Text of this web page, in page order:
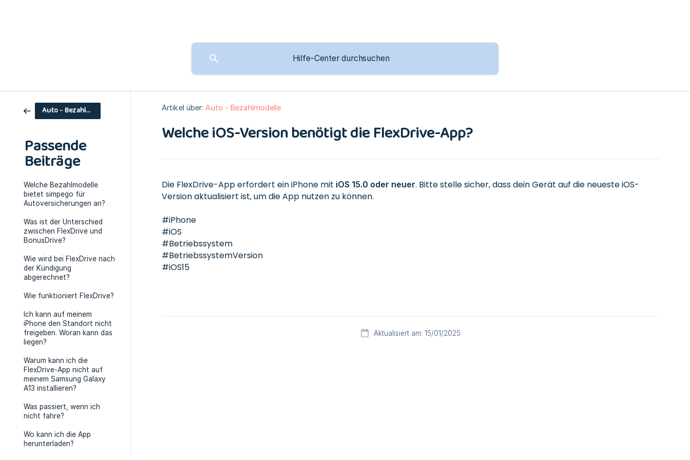
Auto - Bezahlmodelle
Passende
Beiträge
Welche Bezahlmodelle
bietet simpego für
Autoversicherungen an?
Was ist der Unterschied
zwischen FlexDrive und
BonusDrive?
Wie wird bei FlexDrive nach
der Kündigung
abgerechnet?
Wie funktioniert FlexDrive?
Ich kann auf meinem
iPhone den Standort nicht
freigeben. Woran kann das
liegen?
Warum kann ich die
FlexDrive-App nicht auf
meinem Samsung Galaxy
A13 installieren?
Was passiert, wenn ich
nicht fahre?
Wo kann ich die App
herunterladen?
Artikel über: Auto - Bezahlmodelle
Welche iOS-Version benötigt die FlexDrive-App?
Die FlexDrive-App erfordert ein iPhone mit iOS 15.0 oder neuer. Bitte stelle sicher, dass dein Gerät auf die neueste iOS-
Version aktualisiert ist, um die App nutzen zu können.
#iPhone
#iOS
#Betriebssystem
#BetriebssystemVersion
#iOS15
Aktualisiert am: 15/01/2025